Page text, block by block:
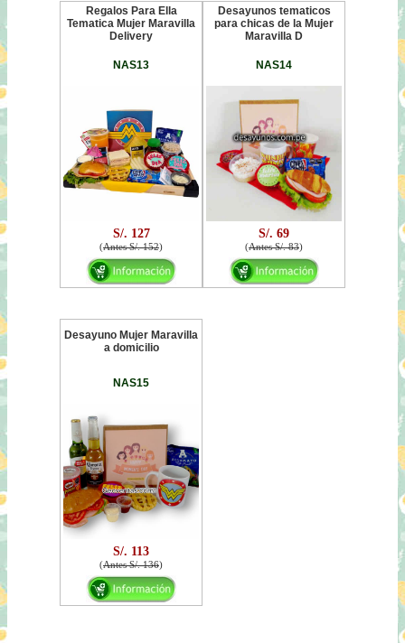
Regalos Para Ella
Tematica Mujer Maravilla
Delivery
NAS13
S/. 127
(Antes S/. 152)
Desayunos tematicos
para chicas de la Mujer
Maravilla D
NAS14
S/. 69
(Antes S/. 83)
Desayuno Mujer Maravilla
a domicilio
NAS15
S/. 113
(Antes S/. 136)